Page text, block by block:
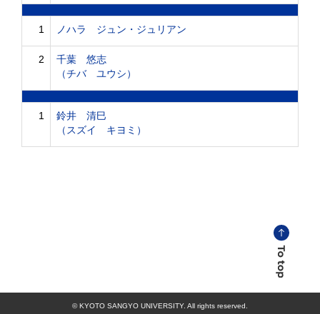
1 ノハラ ジュン・ジュリアン
2
千葉 悠志
（チバ ユウシ）
1
鈴井 清巳
（スズイ キヨミ）
© KYOTO SANGYO UNIVERSITY. All rights reserved.